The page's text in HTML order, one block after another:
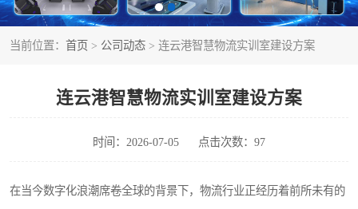
当前位置： 首页 > 公司动态 > 连云港智慧物流实训室建设方案
连云港智慧物流实训室建设方案
时间：2026-07-05 点击次数：97
在当今数字化浪潮席卷全球的背景下，物流行业正经历着前所未有的
供应链管理
智慧零售实训
智慧物流实训室